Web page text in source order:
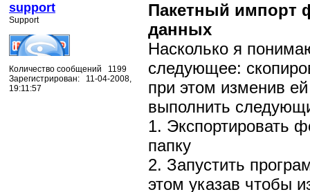
support
Support
Количество сообщений 1199
Зарегистрирован: 11-04-2008,
19:11:57
Пакетный импорт
данных
Насколько я
следующее:
при этом изменив
выполнить
1. Экспортировать
папку
2. Запустить
этом указав чтобы